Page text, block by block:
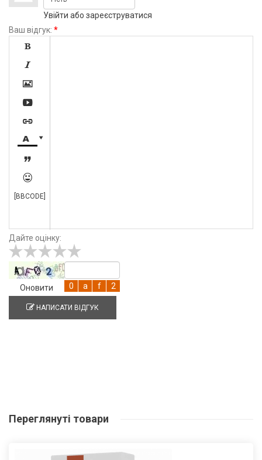
Увійти або зареєструватися
Ваш відгук: *









[BBCODE]
Дайте оцінку:
Оновити
НАПИСАТИ ВІДГУК
Переглянуті товари